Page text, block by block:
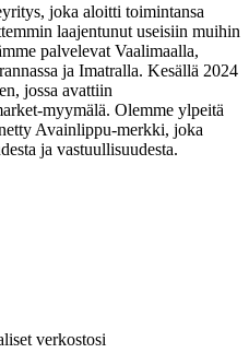
joka aloitti toimintansa
laajentunut useisiin muihin
palvelevat Vaalimaalla,
ja Imatralla. Kesällä 2024
jossa avattiin
myymälä. Olemme ylpeitä
Avainlippu-merkki, joka
ja vastuullisuudesta.
verkostosi